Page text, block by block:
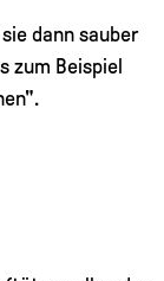
dann sauber
zum Beispiel